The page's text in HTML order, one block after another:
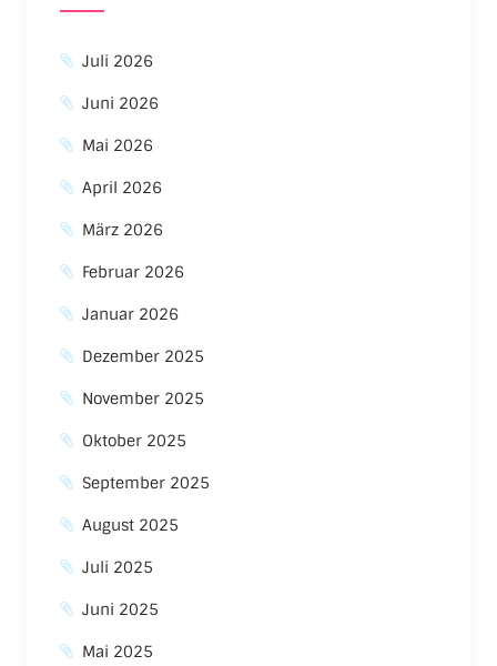
Juli 2026
Juni 2026
Mai 2026
April 2026
März 2026
Februar 2026
Januar 2026
Dezember 2025
November 2025
Oktober 2025
September 2025
August 2025
Juli 2025
Juni 2025
Mai 2025